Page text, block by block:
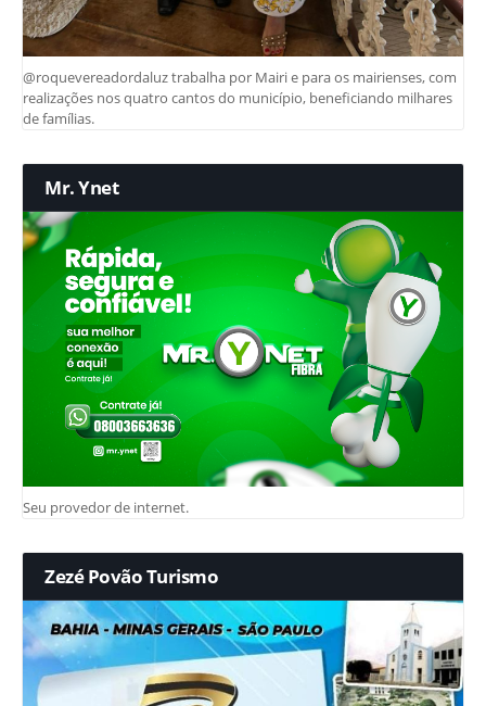
@roquevereadordaluz trabalha por Mairi e para os mairienses, com
realizações nos quatro cantos do município, beneficiando milhares
de famílias.
Mr. Ynet
Seu provedor de internet.
Zezé Povão Turismo